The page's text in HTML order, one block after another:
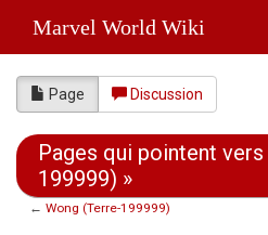
Marvel World Wiki
Page Discussion
Pages qui pointent
199999) »
← Wong (Terre-199999)